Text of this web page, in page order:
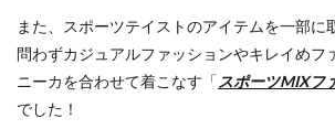
また、スポーツテイストのアイテムを一部に
問わずカジュアルファッションやキレイめフ
ニーカを合わせて着こなす「スポーツMIXフ
でした！